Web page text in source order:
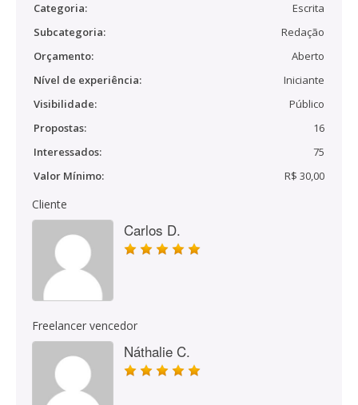
Categoria:
Escrita
Subcategoria:
Redação
Orçamento:
Aberto
Nível de experiência:
Iniciante
Visibilidade:
Público
Propostas:
16
Interessados:
75
Valor Mínimo:
R$ 30,00
Cliente
Carlos D.
Freelancer vencedor
Náthalie C.